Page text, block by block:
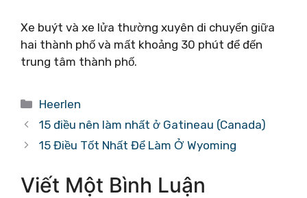
Xe buýt và xe lửa thường xuyên di chuyển giữa
hai thành phố và mất khoảng 30 phút để đến
trung tâm thành phố.
Danh
mục
Heerlen
15 điều nên làm nhất ở Gatineau (Canada)
15 Điều Tốt Nhất Để Làm Ở Wyoming
Viết Một Bình Luận